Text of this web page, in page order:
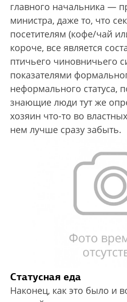
главного начальника —
министра, даже то, что
посетителям (кофе/чай
короче, все является
птичьего чиновничьего
показателями
неформального статуса,
знающие люди тут же
хозяин что-то во
нем лучше сразу забыть.
Статусная еда
Наконец, как это было и